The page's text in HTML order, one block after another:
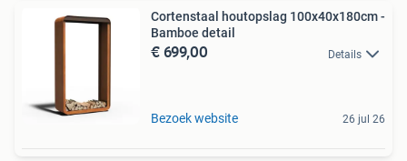
Cortenstaal houtopslag 100x40x180cm -
Bamboe detail
€ 699,00 Details
Bezoek website 26 jul 26